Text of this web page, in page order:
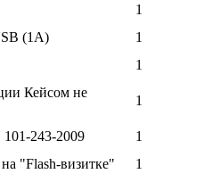
1
(1А)
1
1
Кейсом не
1
243-2009
1
"Flash-визитке" 1